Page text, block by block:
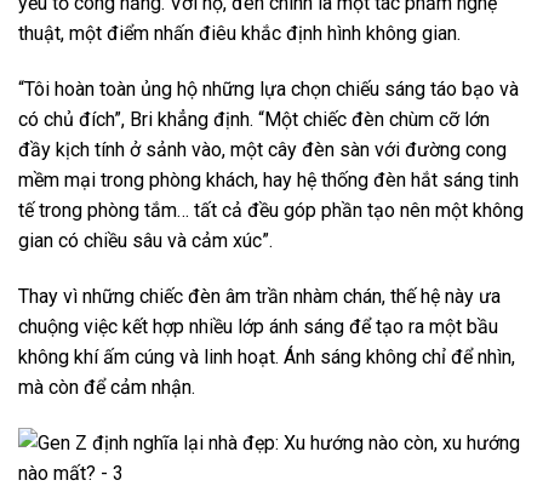
thuật, một điểm nhấn điêu khắc định hình không gian.
“Tôi hoàn toàn ủng hộ những lựa chọn chiếu sáng táo bạo và
có chủ đích”, Bri khẳng định. “Một chiếc đèn chùm cỡ lớn
đầy kịch tính ở sảnh vào, một cây đèn sàn với đường cong
mềm mại trong phòng khách, hay hệ thống đèn hắt sáng tinh
tế trong phòng tắm… tất cả đều góp phần tạo nên một không
gian có chiều sâu và cảm xúc”.
Thay vì những chiếc đèn âm trần nhàm chán, thế hệ này ưa
chuộng việc kết hợp nhiều lớp ánh sáng để tạo ra một bầu
không khí ấm cúng và linh hoạt. Ánh sáng không chỉ để nhìn,
mà còn để cảm nhận.